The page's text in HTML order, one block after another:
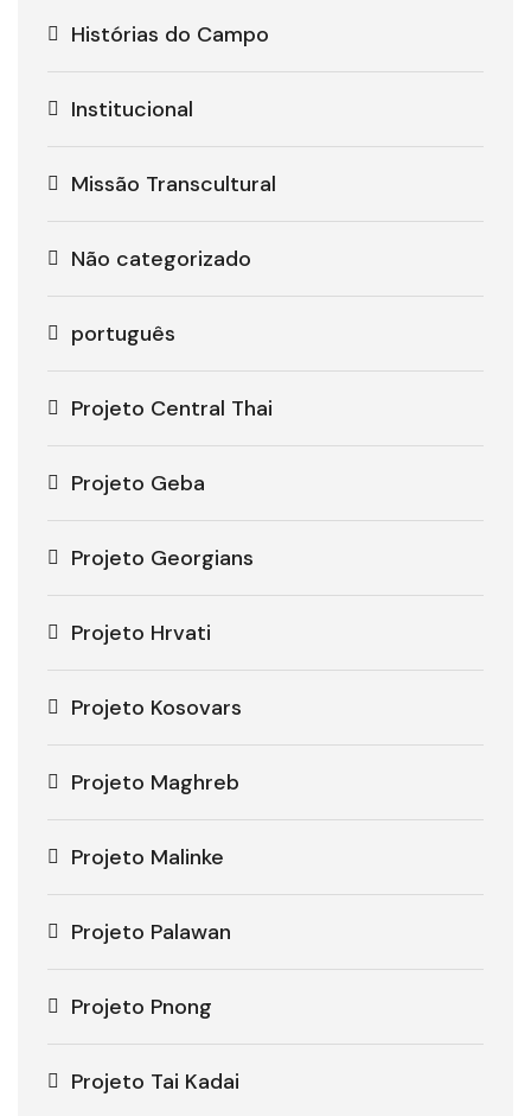
Histórias do Campo
Institucional
Missão Transcultural
Não categorizado
português
Projeto Central Thai
Projeto Geba
Projeto Georgians
Projeto Hrvati
Projeto Kosovars
Projeto Maghreb
Projeto Malinke
Projeto Palawan
Projeto Pnong
Projeto Tai Kadai